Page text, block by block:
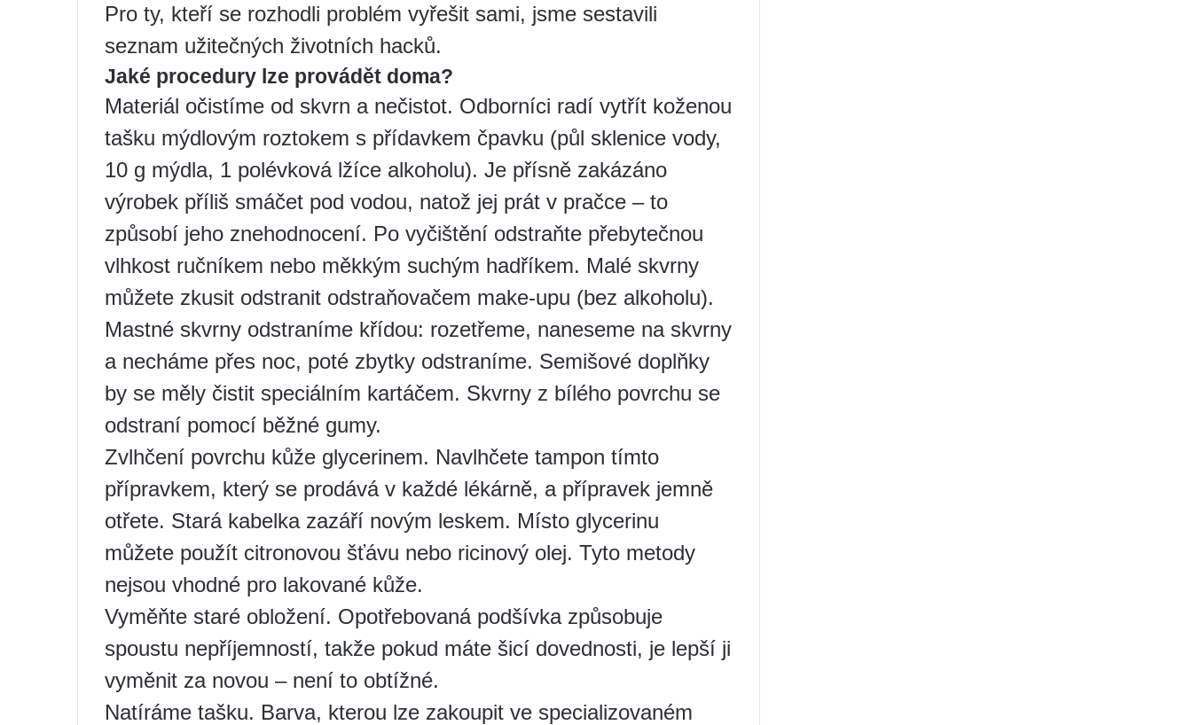
Pro ty, kteří se rozhodli problém vyřešit sami, jsme sestavili
seznam užitečných životních hacků.
Jaké procedury lze provádět doma?
Materiál očistíme od skvrn a nečistot. Odborníci radí vytřít koženou
tašku mýdlovým roztokem s přídavkem čpavku (půl sklenice vody,
10 g mýdla, 1 polévková lžíce alkoholu). Je přísně zakázáno
výrobek příliš smáčet pod vodou, natož jej prát v pračce – to
způsobí jeho znehodnocení. Po vyčištění odstraňte přebytečnou
vlhkost ručníkem nebo měkkým suchým hadříkem. Malé skvrny
můžete zkusit odstranit odstraňovačem make-upu (bez alkoholu).
Mastné skvrny odstraníme křídou: rozetřeme, naneseme na skvrny
a necháme přes noc, poté zbytky odstraníme. Semišové doplňky
by se měly čistit speciálním kartáčem. Skvrny z bílého povrchu se
odstraní pomocí běžné gumy.
Zvlhčení povrchu kůže glycerinem. Navlhčete tampon tímto
přípravkem, který se prodává v každé lékárně, a přípravek jemně
otřete. Stará kabelka zazáří novým leskem. Místo glycerinu
můžete použít citronovou šťávu nebo ricinový olej. Tyto metody
nejsou vhodné pro lakované kůže.
Vyměňte staré obložení. Opotřebovaná podšívka způsobuje
spoustu nepříjemností, takže pokud máte šicí dovednosti, je lepší ji
vyměnit za novou – není to obtížné.
Natíráme tašku. Barva, kterou lze zakoupit ve specializovaném